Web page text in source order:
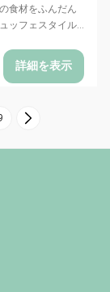
食材をふんだん
ッフェスタイル...
詳細を表示